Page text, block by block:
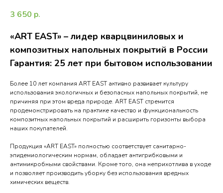
3 650 р.
«ART EAST» – лидер кварцвиниловых и
композитных напольных покрытий в России
Гарантия: 25 лет при бытовом использовании
Более 10 лет компания ART EAST активно развивает культуру
использования экологичных и безопасных напольных покрытий, не
причиняя при этом вреда природе. ART EAST стремится
продемонстрировать на практике качество и функциональность
композитных напольных покрытий и расширить горизонты выбора
наших покупателей.
Продукция «ART EAST» полностью соответствует санитарно-
эпидемиологическим нормам, обладает антигрибковыми и
антимикробными свойствами. Кроме того, она неприхотлива в уходе
и позволяет производить уборку без использования вредных
химических веществ.